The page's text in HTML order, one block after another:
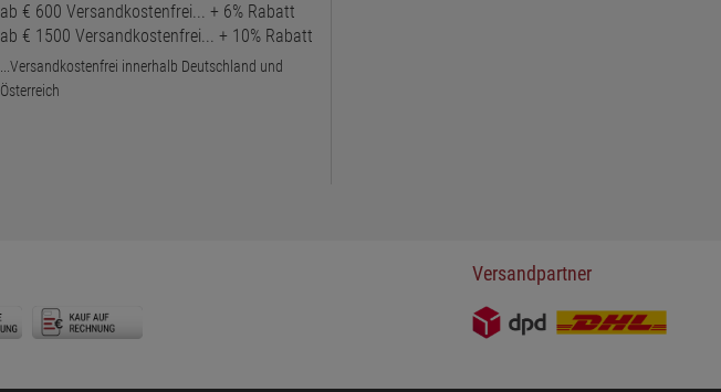
ab € 600 Versandkostenfrei... + 6% Rabatt
ab € 1500 Versandkostenfrei... + 10% Rabatt
...Versandkostenfrei innerhalb Deutschland und
Österreich
Versandpartner